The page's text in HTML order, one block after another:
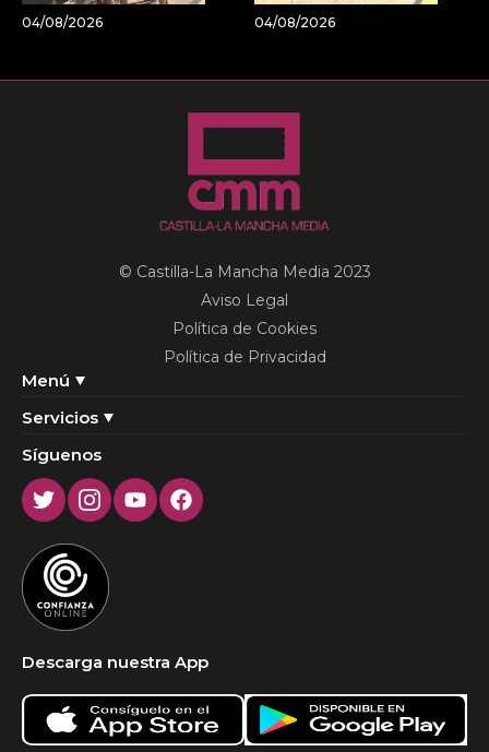
04/08/2026 04/08/2026
Menú
Servicios
© Castilla-La Mancha Media 2023
Aviso Legal
Política de Cookies
Política de Privacidad
Síguenos
TwitterInstagram
YoutubeFacebook
Descarga nuestra App